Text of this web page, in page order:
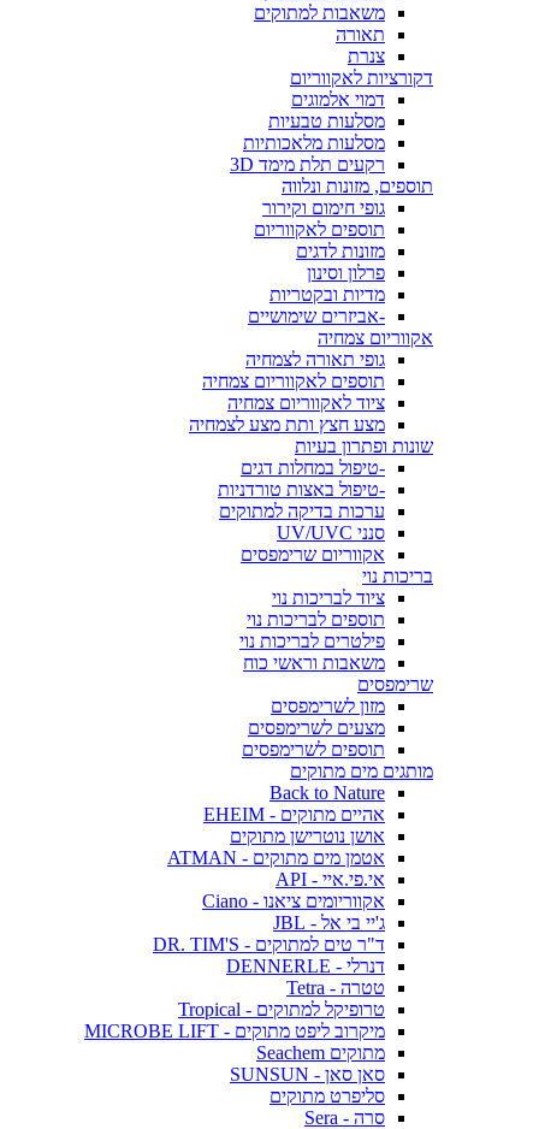
משאבות למתוקים
תאורה
צנרת
דקורציות לאקווריום
דמוי אלמוגים
מסלעות טבעיות
מסלעות מלאכותיות
רקעים תלת מימד 3D
תוספים, מזונות ונלווה
גופי חימום וקירור
תוספים לאקווריום
מזונות לדגים
פרלון וסינון
מדיות ובקטריות
-אביזרים שימושיים
אקווריום צמחיה
גופי תאורה לצמחיה
תוספים לאקווריום צמחיה
ציוד לאקווריום צמחיה
מצע חצץ ותת מצע לצמחיה
שונות ופתרון בעיות
-טיפול במחלות דגים
-טיפול באצות טורדניות
ערכות בדיקה למתוקים
סנני UV/UVC
אקווריום שרימפסים
בריכות נוי
ציוד לבריכות נוי
תוספים לבריכות נוי
פילטרים לבריכות נוי
משאבות וראשי כוח
שרימפסים
מזון לשרימפסים
מצעים לשרימפסים
תוספים לשרימפסים
מותגים מים מתוקים
Back to Nature
אהיים מתוקים - EHEIM
אושן נוטרישן מתוקים
אטמן מים מתוקים - ATMAN
אי.פי.איי - API
אקווריומים ציאנו - Ciano
ג'יי בי אל - JBL
ד"ר טים למתוקים - DR. TIM'S
דנרלי - DENNERLE
טטרה - Tetra
טרופיקל למתוקים - Tropical
מיקרוב ליפט מתוקים - MICROBE LIFT
מתוקים Seachem
סאן סאן - SUNSUN
סליפרט מתוקים
סרה - Sera